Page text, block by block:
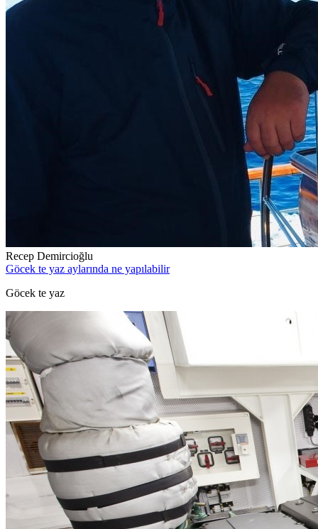
Recep Demircioğlu
Göcek te yaz aylarında ne yapılabilir
Göcek te yaz